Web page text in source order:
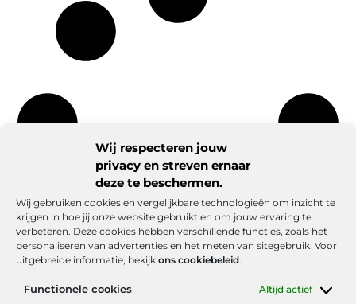
Wij respecteren jouw
privacy en streven ernaar
deze te beschermen.
Wij gebruiken cookies en vergelijkbare technologieën om inzicht te
krijgen in hoe jij onze website gebruikt en om jouw ervaring te
verbeteren. Deze cookies hebben verschillende functies, zoals het
personaliseren van advertenties en het meten van sitegebruik. Voor
uitgebreide informatie, bekijk ons cookiebeleid.
Functionele cookies Altijd actief